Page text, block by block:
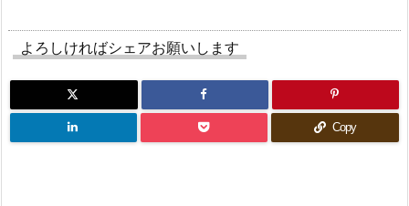
よろしければシェアお願いします
Copy